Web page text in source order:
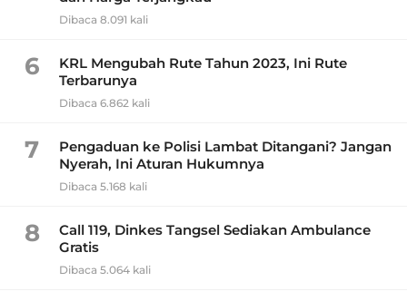
Dibaca 8.091 kali
6
KRL Mengubah Rute Tahun 2023, Ini Rute
Terbarunya
Dibaca 6.862 kali
7
Pengaduan ke Polisi Lambat Ditangani? Jangan
Nyerah, Ini Aturan Hukumnya
Dibaca 5.168 kali
8
Call 119, Dinkes Tangsel Sediakan Ambulance
Gratis
Dibaca 5.064 kali